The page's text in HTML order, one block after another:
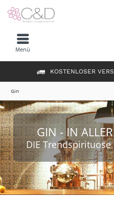
KOSTENLOSER
Menü
Gin
GIN - IN
DIE